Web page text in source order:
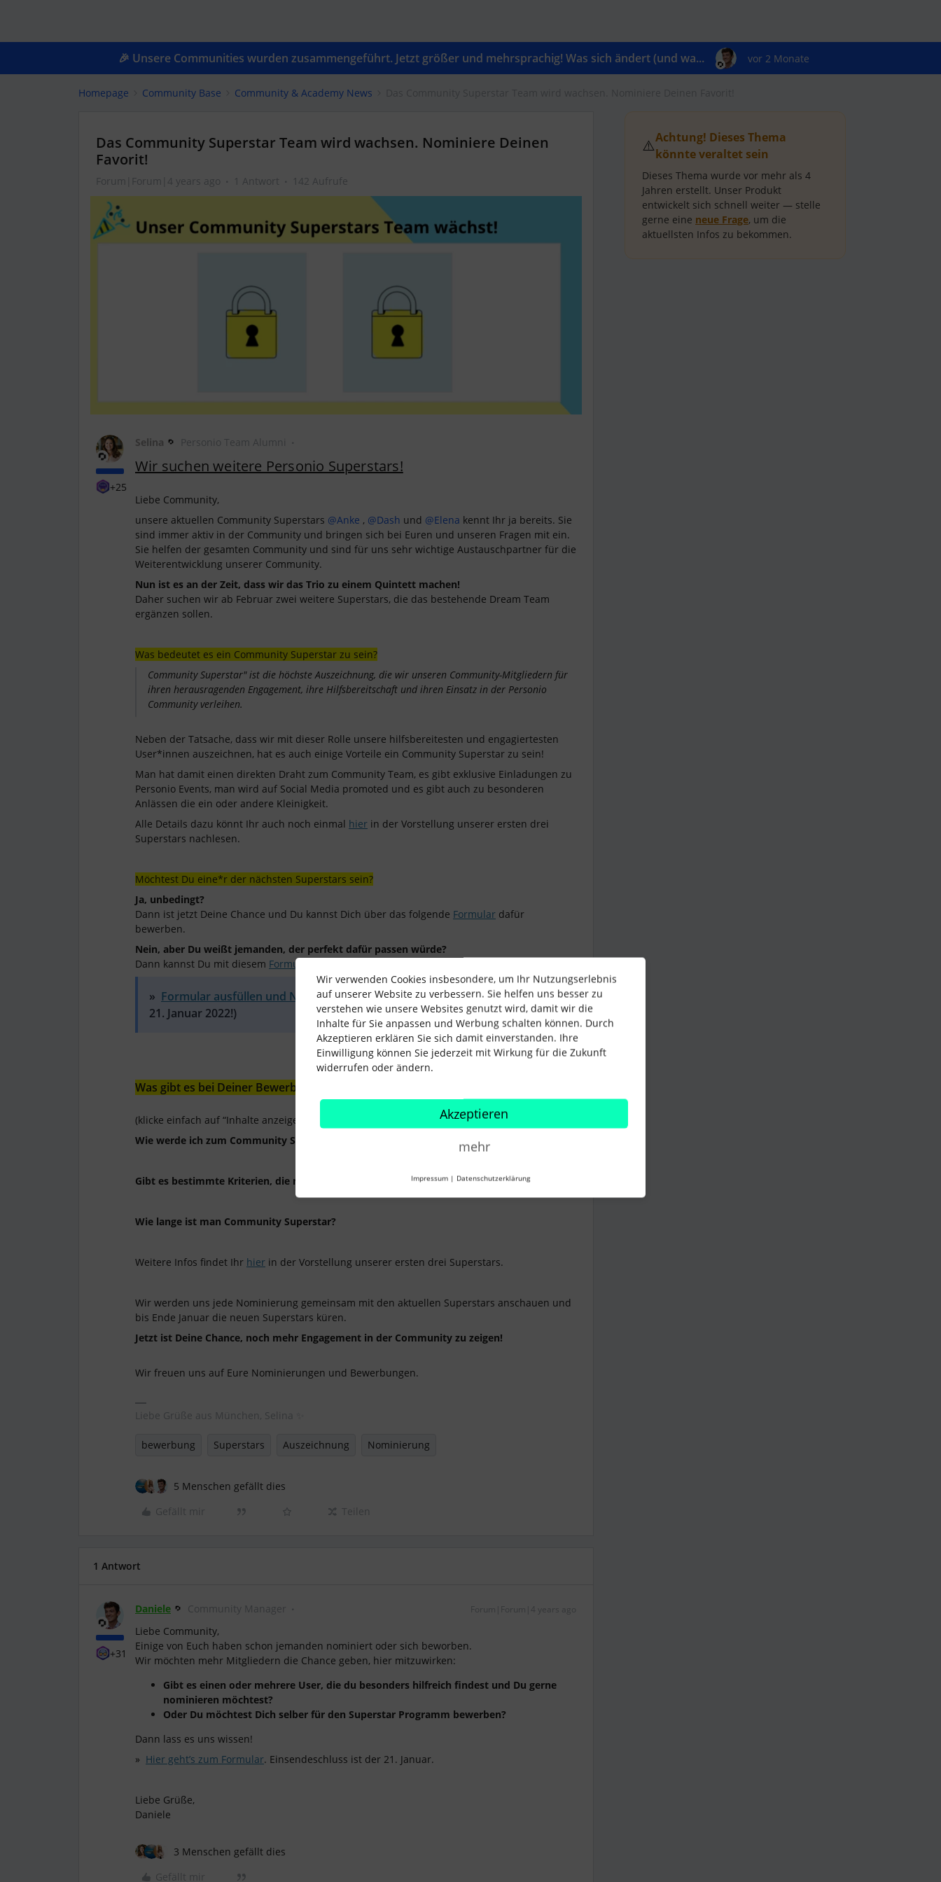
🎉 Unsere Communities wurden zusammengeführt. Jetzt größer und mehrsprachig! Was sich ändert (und wa... vor 2 Monate
Homepage Community Base Community & Academy News
Das Community Superstar Team wird wachsen. Nominiere Deinen
Favorit!
Forum|Forum|4 years ago 1 Antwort 142 Aufrufe
+25
Selina Personio Team Alumni
Wir suchen weitere Personio Superstars!
Liebe Community,
unsere aktuellen Community Superstars @Anke , @Dash und @Elena kennt Ihr ja bereits. Sie
sind immer aktiv in der Community und bringen sich bei Euren und unseren Fragen mit ein.
Sie helfen der gesamten Community und sind für uns sehr wichtige Austauschpartner für die
Weiterentwicklung unserer Community.
Nun ist es an der Zeit, dass wir das Trio zu einem Quintett machen!
Daher suchen wir ab Februar zwei weitere Superstars, die das bestehende Dream Team
ergänzen sollen.
Was bedeutet es ein Community Superstar zu sein?
Community Superstar" ist die höchste Auszeichnung, die wir unseren Community-Mitgliedern für
ihren herausragenden Engagement, ihre Hilfsbereitschaft und ihren Einsatz in der Personio
Community verleihen.
Neben der Tatsache, dass wir mit dieser Rolle unsere hilfsbereitesten und engagiertesten
User*innen auszeichnen, hat es auch einige Vorteile ein Community Superstar zu sein!
Man hat damit einen direkten Draht zum Community Team, es gibt exklusive Einladungen zu
Personio Events, man wird auf Social Media promoted und es gibt auch zu besonderen
Anlässen die ein oder andere Kleinigkeit.
Alle Details dazu könnt Ihr auch noch einmal hier in der Vorstellung unserer ersten drei
Superstars nachlesen.
Möchtest Du eine*r der nächsten Superstars sein?
Ja, unbedingt?
Dann ist jetzt Deine Chance und Du kannst Dich über das folgende Formular dafür
bewerben.
Nein, aber Du weißt jemanden, der perfekt dafür passen würde?
Dann kannst Du mit diesem Formular
» Formular ausfüllen und Nominierung abschicken!(Einsendeschluss ist der
21. Januar 2022!)
Was gibt es bei Deiner Bewerbung/Nominierung zu beachten?
(klicke einfach auf “Inhalte anzeigen”, um die Antworten zu sehen)
Wie werde ich zum Community Superstar?
Gibt es bestimmte Kriterien, die man erfüllen muss?
Wie lange ist man Community Superstar?
Weitere Infos findet Ihr hier in der Vorstellung unserer ersten drei Superstars.
Wir werden uns jede Nominierung gemeinsam mit den aktuellen Superstars anschauen und
bis Ende Januar die neuen Superstars küren.
Jetzt ist Deine Chance, noch mehr Engagement in der Community zu zeigen!
Wir freuen uns auf Eure Nominierungen und Bewerbungen.
Liebe Grüße aus München, Selina ✨
bewerbung Superstars Auszeichnung Nominierung
5 Menschen gefällt dies
Gefällt mir
Teilen
1 Antwort
+31
Daniele Community Manager Forum|Forum|4 years ago
Liebe Community,
Einige von Euch haben schon jemanden nominiert oder sich beworben.
Wir möchten mehr Mitgliedern die Chance geben, hier mitzuwirken:
Gibt es einen oder mehrere User, die du besonders hilfreich findest und Du gerne
nominieren möchtest?
Oder Du möchtest Dich selber für den Superstar Programm bewerben?
Dann lass es uns wissen!
» Hier geht’s zum Formular. Einsendeschluss ist der 21. Januar.
Liebe Grüße,
Daniele
3 Menschen gefällt dies
Gefällt mir
⚠️Achtung! Dieses Thema
könnte veraltet sein
Dieses Thema wurde vor mehr als 4
Jahren erstellt. Unser Produkt
entwickelt sich schnell weiter — stelle
gerne eine neue Frage, um die
aktuellsten Infos zu bekommen.
Wir verwenden Cookies insbesondere, um Ihr Nutzungserlebnis
auf unserer Website zu verbessern. Sie helfen uns besser zu
verstehen wie unsere Websites genutzt wird, damit wir die
Inhalte für Sie anpassen und Werbung schalten können. Durch
Akzeptieren erklären Sie sich damit einverstanden. Ihre
Einwilligung können Sie jederzeit mit Wirkung für die Zukunft
widerrufen oder ändern.
Akzeptieren
mehr
Impressum | Datenschutzerklärung